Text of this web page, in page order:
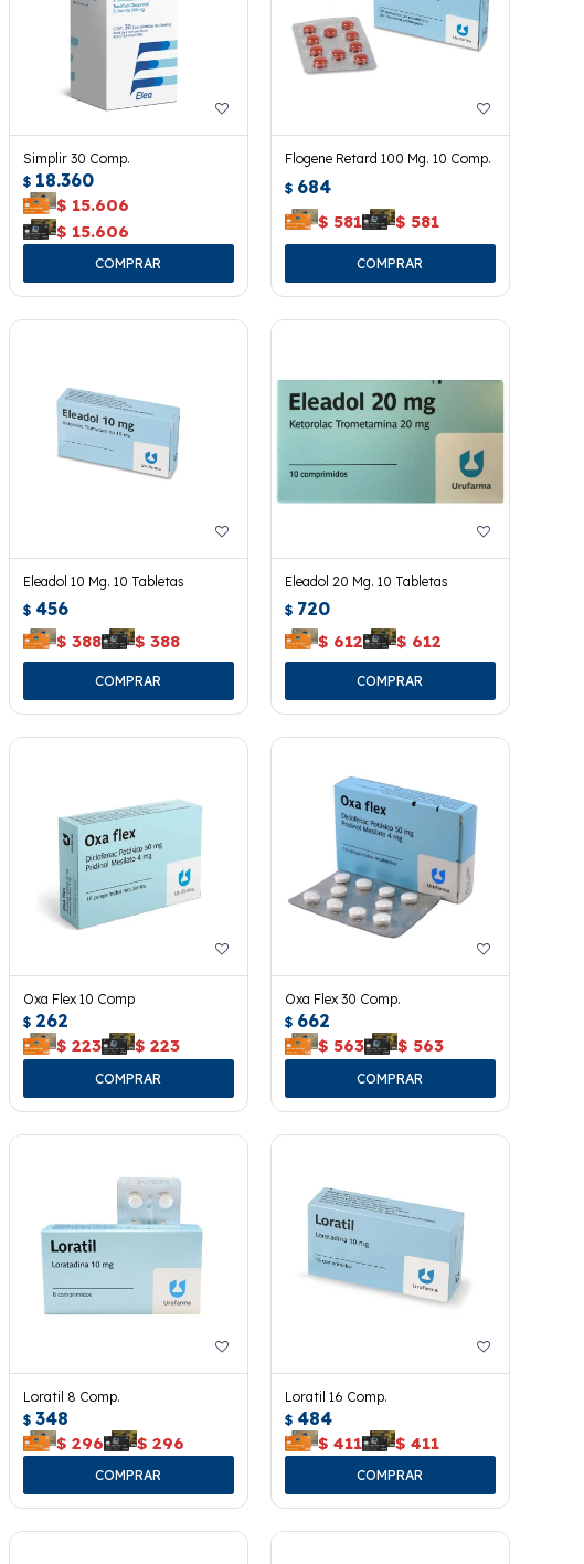
Simplir 30 Comp.
$ 18.360
$ 15.606
$ 15.606
Flogene Retard 100 Mg. 10 Comp.
$ 684
$ 581 $ 581
Eleadol 10 Mg. 10 Tabletas
$ 456
$ 388 $ 388
Eleadol 20 Mg. 10 Tabletas
$ 720
$ 612 $ 612
Oxa Flex 10 Comp
$ 262
$ 223 $ 223
Oxa Flex 30 Comp.
$ 662
$ 563 $ 563
Loratil 8 Comp.
$ 348
$ 296 $ 296
Loratil 16 Comp.
$ 484
$ 411 $ 411